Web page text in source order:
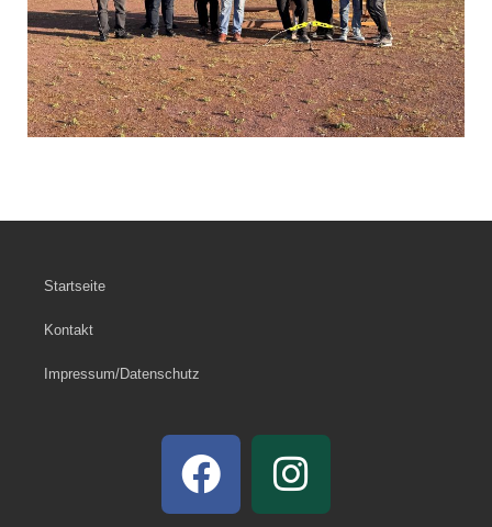
Startseite
Kontakt
Impressum/Datenschutz